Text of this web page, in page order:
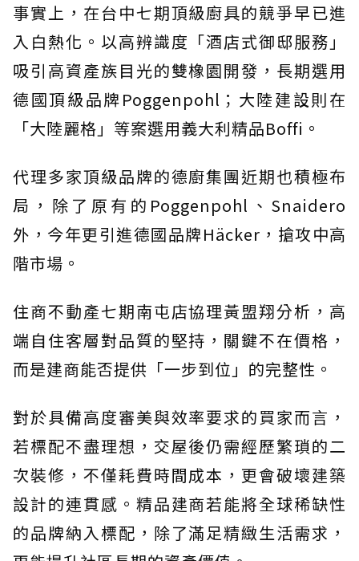
事實上，在台中七期頂級廚具的競爭早已進
入白熱化。以高辨識度「酒店式御邸服務」
吸引高資產族目光的雙橡園開發，長期選用
德國頂級品牌Poggenpohl；大陸建設則在
「大陸麗格」等案選用義大利精品Boffi。
代理多家頂級品牌的德廚集團近期也積極布
局，除了原有的Poggenpohl、Snaidero
外，今年更引進德國品牌Häcker，搶攻中高
階市場。
住商不動產七期南屯店協理黃盟翔分析，高
端自住客層對品質的堅持，關鍵不在價格，
而是建商能否提供「一步到位」的完整性。
對於具備高度審美與效率要求的買家而言，
若標配不盡理想，交屋後仍需經歷繁瑣的二
次裝修，不僅耗費時間成本，更會破壞建築
設計的連貫感。精品建商若能將全球稀缺性
的品牌納入標配，除了滿足精緻生活需求，